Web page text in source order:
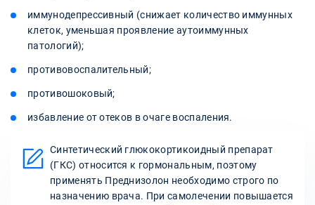
иммунодепрессивный (снижает количество иммунных
клеток, уменьшая проявление аутоиммунных
патологий);
противовоспалительный;
противошоковый;
избавление от отеков в очаге воспаления.
Синтетический глюкокортикоидный препарат
(ГКС) относится к гормональным, поэтому
применять Преднизолон необходимо строго по
назначению врача. При самолечении повышается